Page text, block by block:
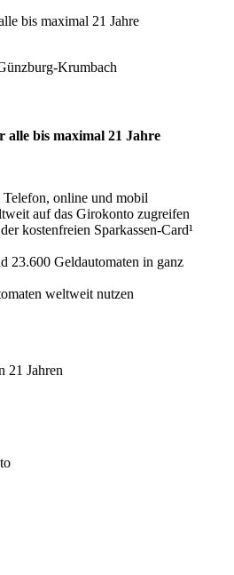
bis maximal 21 Jahre
alle bis maximal 21 Jahre
online und mobil
auf das Girokonto zugreifen
kosten­freien Sparkassen-Card¹
23.600 Geld­automaten in ganz
welt­weit nutzen
21 Jahren